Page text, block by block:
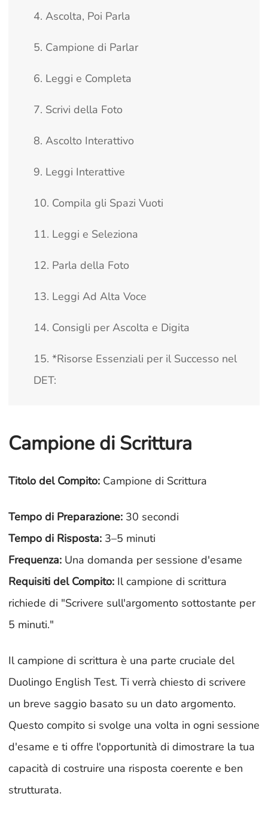
4. Ascolta, Poi Parla
5. Campione di Parlar
6. Leggi e Completa
7. Scrivi della Foto
8. Ascolto Interattivo
9. Leggi Interattive
10. Compila gli Spazi Vuoti
11. Leggi e Seleziona
12. Parla della Foto
13. Leggi Ad Alta Voce
14. Consigli per Ascolta e Digita
15. *Risorse Essenziali per il Successo nel
DET:
Campione di Scrittura
Titolo del Compito: Campione di Scrittura
Tempo di Preparazione: 30 secondi
Tempo di Risposta: 3–5 minuti
Frequenza: Una domanda per sessione d'esame
Requisiti del Compito: Il campione di scrittura
richiede di "Scrivere sull'argomento sottostante per
5 minuti."
Il campione di scrittura è una parte cruciale del
Duolingo English Test. Ti verrà chiesto di scrivere
un breve saggio basato su un dato argomento.
Questo compito si svolge una volta in ogni sessione
d'esame e ti offre l'opportunità di dimostrare la tua
capacità di costruire una risposta coerente e ben
strutturata.